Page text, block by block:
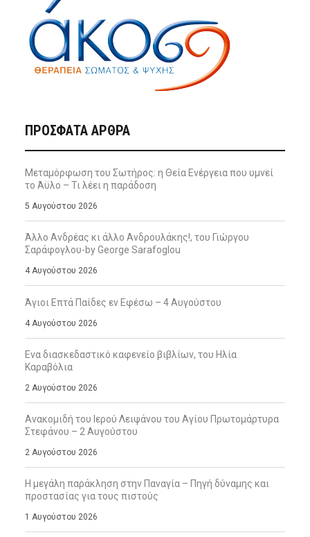
ΠΡΌΣΦΑΤΑ ΆΡΘΡΑ
Μεταμόρφωση του Σωτήρος: η Θεία Ενέργεια που υμνεί
το Άϋλο – Τι λέει η παράδοση
5 Αυγούστου 2026
Άλλο Ανδρέας κι άλλο Ανδρουλάκης!, του Γιώργου
Σαράφογλου-by George Sarafoglou
4 Αυγούστου 2026
Άγιοι Επτά Παίδες εν Εφέσω – 4 Αυγούστου
4 Αυγούστου 2026
Ενα διασκεδαστικό καφενείο βιβλίων, του Ηλία
Καραβόλια
2 Αυγούστου 2026
Ανακομιδή του Ιερού Λειψάνου του Αγίου Πρωτομάρτυρα
Στεφάνου – 2 Αυγούστου
2 Αυγούστου 2026
Η μεγάλη παράκληση στην Παναγία – Πηγή δύναμης και
προστασίας για τους πιστούς
1 Αυγούστου 2026